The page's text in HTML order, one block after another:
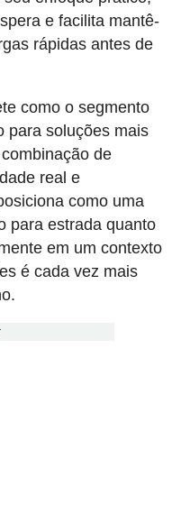
e facilita mantê-
rápidas antes de
como o segmento
para soluções mais
de
real e
como uma
para estrada quanto
em um contexto
é cada vez mais